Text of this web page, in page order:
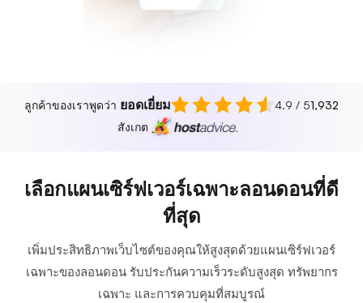
ลูกค้าของเราพูดว่า ยอดเยี่ยม 4.9 / 51,932
สังเกต
เลือกแผนเซิร์ฟเวอร์เฉพาะลอนดอนที่ดี
ที่สุด
เพิ่มประสิทธิภาพเว็บไซต์ของคุณให้สูงสุดด้วยแผนเซิร์ฟเวอร์
เฉพาะของลอนดอน รับประกันความเร็วระดับสูงสุด ทรัพยากร
เฉพาะ และการควบคุมที่สมบูรณ์